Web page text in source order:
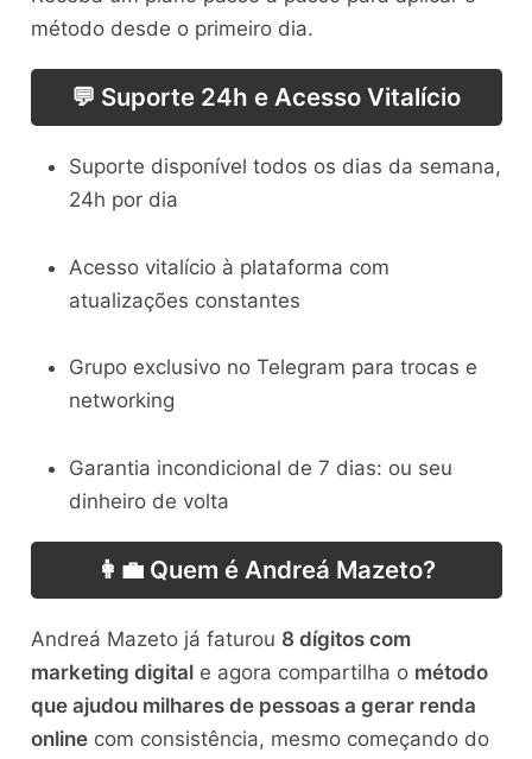
método desde o primeiro dia.
💬 Suporte 24h e Acesso Vitalício
Suporte disponível todos os dias da semana,
24h por dia
Acesso vitalício à plataforma com
atualizações constantes
Grupo exclusivo no Telegram para trocas e
networking
Garantia incondicional de 7 dias: ou seu
dinheiro de volta
👩‍💼 Quem é Andreá Mazeto?
Andreá Mazeto já faturou 8 dígitos com
marketing digitale agora compartilha o método
que ajudou milhares de pessoas a gerar renda
onlinecom consistência, mesmo começando do